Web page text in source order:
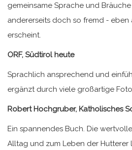
gemeinsame Sprache und
andererseits doch so fremd -
erscheint.
ORF, Südtirol heute
Sprachlich ansprechend und
ergänzt durch viele großartige
Robert Hochgruber, Katholisches
Ein spannendes Buch. Die
Alltag und zum Leben der Hutterer